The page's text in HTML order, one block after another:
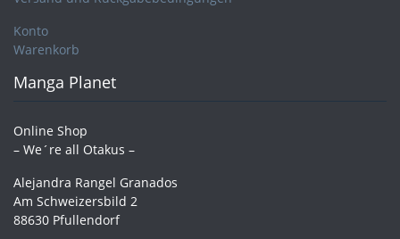
Konto
Warenkorb
Manga Planet
Online Shop
– We´re all Otakus –
Alejandra Rangel Granados
Am Schweizersbild 2
88630 Pfullendorf